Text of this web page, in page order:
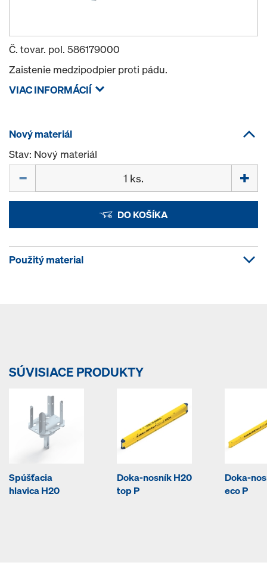
Č. tovar. pol. 586179000
Zaistenie medzipodpier proti pádu.
VIAC INFORMÁCIÍ
Nový materiál
Stav: Nový materiál
DO KOŠÍKA
Použitý material
SÚVISIACE PRODUKTY
Spúšťacia
hlavica H20
Doka-nosník H20
top P
Doka-
eco P